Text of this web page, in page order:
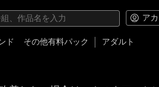
ア
ド その他有料パック アダルト